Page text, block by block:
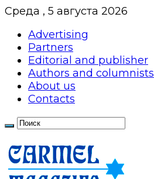
Среда , 5 августа 2026
Advertising
Partners
Editorial and publisher
Authors and columnists
About us
Contacts